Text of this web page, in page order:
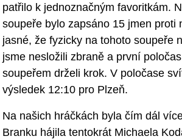
patřilo k jednoznačným favoritkám.
soupeře bylo zapsáno 15 jmen proti
jasné, že fyzicky na tohoto soupeře
jsme nesložilizbraně a první
soupeřem drželi krok. V poločase
výsledek 12:10 pro Plzeň.
Na našich hráčkách byla čím dál
Branku hájila tentokrát Michaela